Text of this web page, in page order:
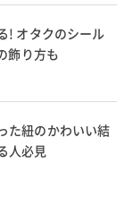
! オタクのシール
飾り方も
た紐のかわいい結
人必見